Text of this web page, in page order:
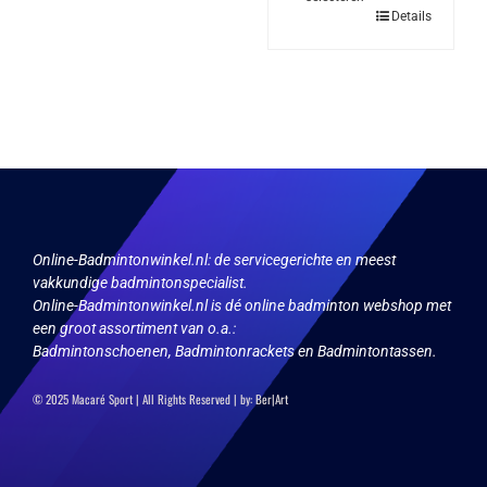
Dit
worden
productpagina
Details
Online-Badmintonwinkel.nl:de servicegerichte en meest
vakkundige badmintonspecialist.
Online-Badmintonwinkel.nl is dé online badminton webshop met
een groot assortiment van o.a.:
Badmintonschoenen, Badmintonrackets en Badmintontassen.
© 2025 Macaré Sport | All Rights Reserved | by:Ber|Art